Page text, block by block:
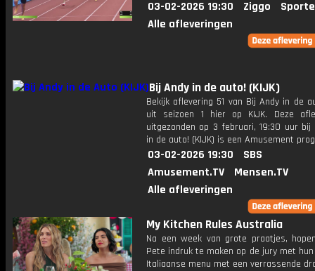
03-02-2026 19:30 Ziggo
Alle afleveringen
Bij Andy in de auto! (KIJK)
Bekijk aflevering 51 van Bij Andy in de
uit seizoen 1 hier op KIJK. Deze
uitgezonden op 3 februari, 19:30 uur bij
in de auto! (KIJK) is een Amusement
03-02-2026 19:30
SBS
Amusement.TV
Mensen.TV
Alle afleveringen
My Kitchen Rules Australia
Na een week van grote praatjes,
Pete indruk te maken op de jury met
Italiaanse menu met een verrassende